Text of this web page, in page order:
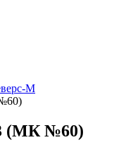
М
(МК №60)